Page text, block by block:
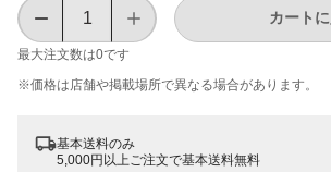
最大注文数は0です
カート
※価格は​店舗や​掲載場所で​異なる​場合が​あります。
基本送料のみ
5,000円以上ご注文で基本送料無料